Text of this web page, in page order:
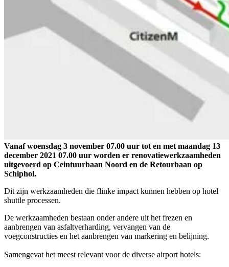
Vanaf woensdag 3 november 07.00 uur tot en met maandag 13
december 2021 07.00 uur worden er renovatiewerkzaamheden
uitgevoerd op Ceintuurbaan Noord en de Retourbaan op
Schiphol.
Dit zijn werkzaamheden die flinke impact kunnen hebben op hotel
shuttle processen.
De werkzaamheden bestaan onder andere uit het frezen en
aanbrengen van asfaltverharding, vervangen van de
voegconstructies en het aanbrengen van markering en belijning.
Samengevat het meest relevant voor de diverse airport hotels: